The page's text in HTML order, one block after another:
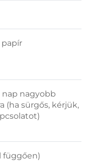
papír
nap nagyobb
(ha sürgős, kérjük,
függően)